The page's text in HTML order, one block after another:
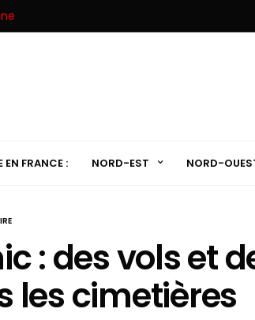
FRANCE : NORD-EST NORD-
: des vols et
les cimetières